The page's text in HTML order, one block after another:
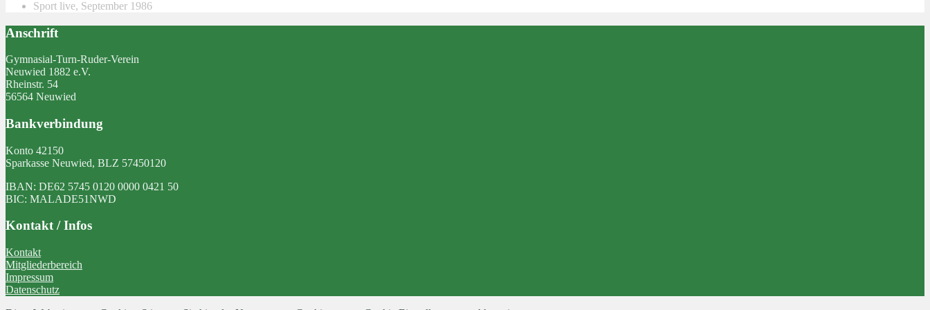
Sport live, September 1986
Anschrift
Gymnasial-Turn-Ruder-Verein
Neuwied 1882 e.V.
Rheinstr. 54
56564 Neuwied
Bankverbindung
Konto 42150
Sparkasse Neuwied, BLZ 57450120
IBAN: DE62 5745 0120 0000 0421 50
BIC: MALADE51NWD
Kontakt / Infos
Kontakt
Mitgliederbereich
Impressum
Datenschutz